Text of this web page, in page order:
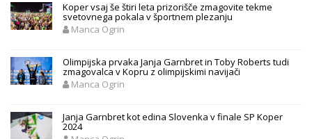
Koper vsaj še štiri leta prizorišče zmagovite tekme
svetovnega pokala v športnem plezanju
Manca Ogrin
Olimpijska prvaka Janja Garnbret in Toby Roberts tudi
zmagovalca v Kopru z olimpijskimi navijači
Manca Ogrin
Janja Garnbret kot edina Slovenka v finale SP Koper
2024